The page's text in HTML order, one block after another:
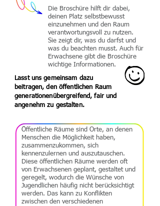
Die Broschüre hilft dir dabei,
deinen Platz selbstbewusst
einzunehmen und den Raum
verantwortungsvoll zu nutzen.
Sie zeigt dir, was du darfst und
was du beachten musst. Auch für
Erwachsene gibt die Broschüre
wichtige Informationen.
Lasst uns gemeinsam dazu
beitragen, den öffentlichen Raum
generationenübergreifend, fair und
angenehm zu gestalten.
Öffentliche Räume sind Orte, an denen
Menschen die Möglichkeit haben,
zusammenzukommen, sich
kennenzulernen und auszutauschen.
Diese öffentlichen Räume werden oft
von Erwachsenen geplant, gestaltet und
geregelt, wodurch die Wünsche von
Jugendlichen häufig nicht berücksichtigt
werden. Das kann zu Konflikten
zwischen den verschiedenen